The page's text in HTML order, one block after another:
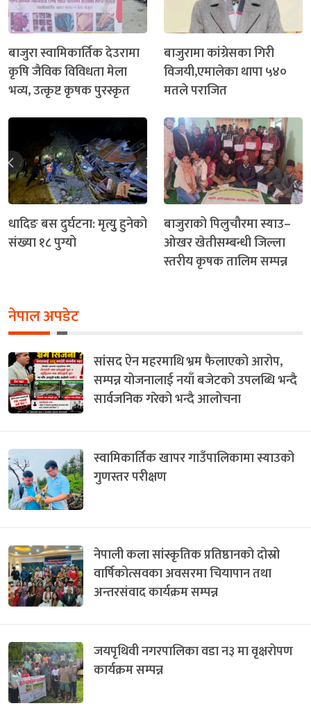
बाजुरा स्वामिकार्तिक देउरामा
कृषि जैविक विविधता मेला
भव्य, उत्कृष्ट कृषक पुरस्कृत
बाजुरामा कांग्रेसका गिरी
विजयी,एमालेका थापा ५४०
मतले पराजित
धादिङ बस दुर्घटना: मृत्युु हुनेको
संख्या १८ पुग्यो
बाजुराको पिलुचौरमा स्याउ–
ओखर खेतीसम्बन्धी जिल्ला
स्तरीय कृषक तालिम सम्पन्न
नेपाल अपडेट
सांसद ऐन महरमाथि भ्रम फैलाएको आरोप,
सम्पन्न योजनालाई नयाँ बजेटको उपलब्धि भन्दै
सार्वजनिक गरेको भन्दै आलोचना
स्वामिकार्तिक खापर गाउँपालिकामा स्याउको
गुणस्तर परीक्षण
नेपाली कला सांस्कृतिक प्रतिष्ठानको दोस्रो
वार्षिकोत्सवका अवसरमा चियापान तथा
अन्तरसंवाद कार्यक्रम सम्पन्न
जयपृथिवी नगरपालिका वडा न३ मा वृक्षरोपण
कार्यक्रम सम्पन्न